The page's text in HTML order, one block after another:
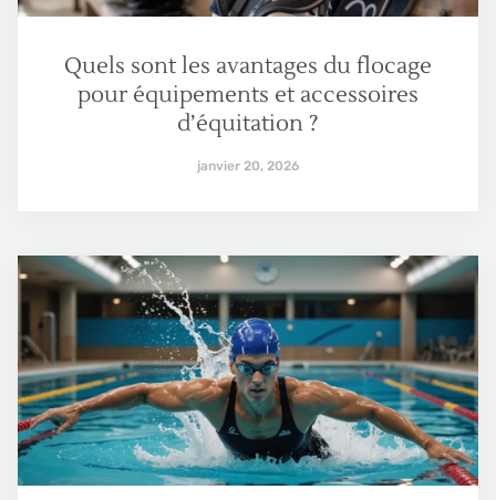
Quels sont les avantages du flocage
pour équipements et accessoires
d’équitation ?
janvier 20, 2026